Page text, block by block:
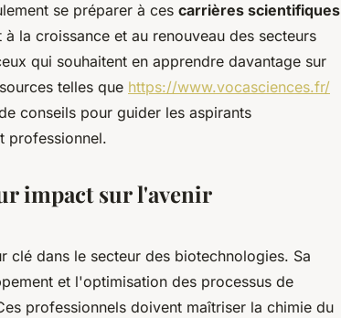
se préparer à ces carrières scientifiques
la croissance et au renouveau des secteurs
qui souhaitent en apprendre davantage sur
telles que https://www.vocasciences.fr/
conseils pour guider les aspirants
professionnel.
impact sur l'avenir
clé dans le secteur des biotechnologies. Sa
et l'optimisation des processus de
professionnels doivent maîtriser la chimie du